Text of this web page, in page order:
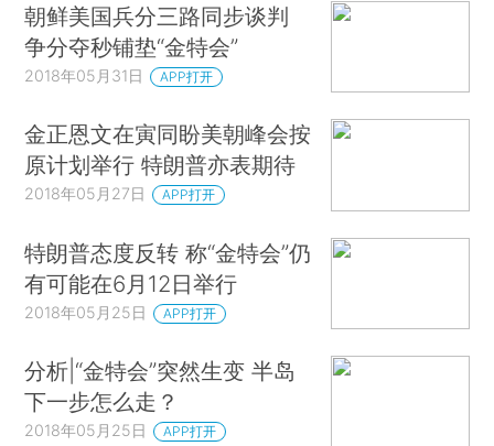
朝鲜美国兵分三路同步谈判
争分夺秒铺垫“金特会”
2018年05月31日 APP打开
金正恩文在寅同盼美朝峰会按
原计划举行 特朗普亦表期待
2018年05月27日 APP打开
特朗普态度反转 称“金特会”仍
有可能在6月12日举行
2018年05月25日 APP打开
分析|“金特会”突然生变 半岛
下一步怎么走？
2018年05月25日 APP打开